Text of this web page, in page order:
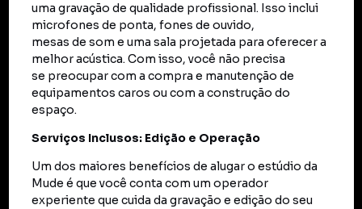
uma gravação de qualidade profissional. Isso inclui
microfones de ponta, fones de ouvido,
mesas de som e uma sala projetada para oferecer a
melhor acústica. Com isso, você não precisa
se preocupar com a compra e manutenção de
equipamentos caros ou com a construção do
espaço.
Serviços Inclusos: Edição e Operação
Um dos maiores benefícios de alugar o estúdio da
Mude é que você conta com um operador
experiente que cuida da gravação e edição do seu